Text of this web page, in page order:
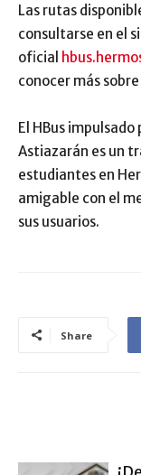
Las rutas
consultarse en el
oficial
conocer más
El HBus
Astiazarán es un
estudiantes en
amigable con el
sus usuarios.
Share